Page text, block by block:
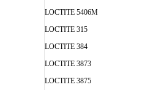
LOCTITE 5406M
LOCTITE 315
LOCTITE 384
LOCTITE 3873
LOCTITE 3875